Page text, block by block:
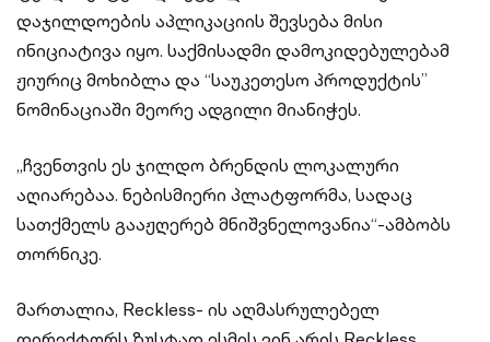
დაჯილდოების აპლიკაციის შევსება მისი
ინიციატივა იყო. საქმისადმი დამოკიდებულებამ
ჟიურიც მოხიბლა და “საუკეთესო პროდუქტის”
ნომინაციაში მეორე ადგილი მიანიჭეს.
„ჩვენთვის ეს ჯილდო ბრენდის ლოკალური
აღიარებაა. ნებისმიერი პლატფორმა, სადაც
სათქმელს გააჟღერებ მნიშვნელოვანია“-ამბობს
თორნიკე.
მართალია, Reckless- ის აღმასრულებელ